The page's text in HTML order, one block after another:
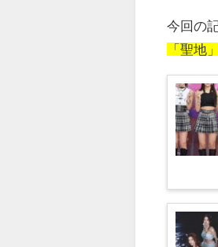
今回の
「聖地